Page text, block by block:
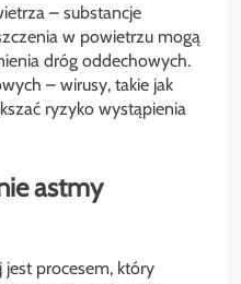
– substancje
w powietrzu mogą
dróg oddechowych.
– wirusy, takie jak
ryzyko wystąpienia
astmy
jest procesem, który